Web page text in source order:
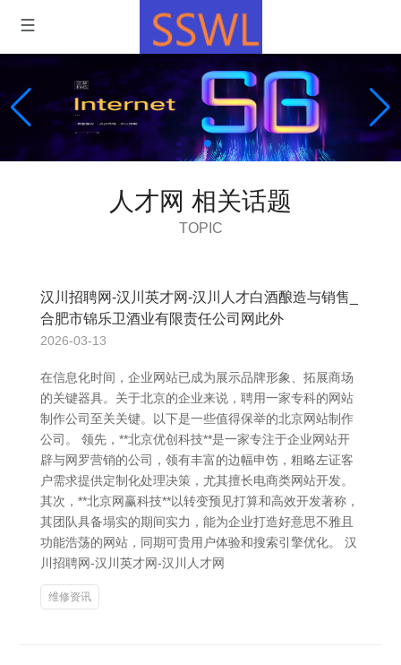
人才网 相关话题
TOPIC
汉川招聘网-汉川英才网-汉川人才白酒酿造与销售_
合肥市锦乐卫酒业有限责任公司网此外
2026-03-13
在信息化时间，企业网站已成为展示品牌形象、拓展商场
的关键器具。关于北京的企业来说，聘用一家专科的网站
制作公司至关关键。以下是一些值得保举的北京网站制作
公司。 领先，**北京优创科技**是一家专注于企业网站开
辟与网罗营销的公司，领有丰富的边幅申饬，粗略左证客
户需求提供定制化处理决策，尤其擅长电商类网站开发。
其次，**北京网赢科技**以转变预见打算和高效开发著称，
其团队具备塌实的期间实力，能为企业打造好意思不雅且
功能浩荡的网站，同期可贵用户体验和搜索引擎优化。 汉
川招聘网-汉川英才网-汉川人才网
维修资讯